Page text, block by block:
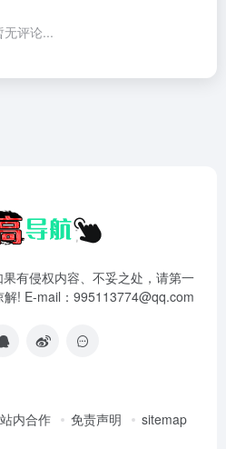
无评论...
有侵权内容、不妥之处，请第一
! E-mail：995113774@qq.com
站内合作 免责声明 sitemap